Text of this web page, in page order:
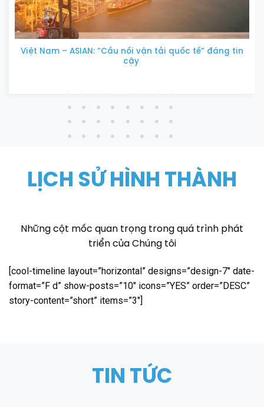
Việt Nam – ASIAN: “Cầu nối vận tải quốc tế” đáng tin
cậy
LỊCH SỬ HÌNH THÀNH
Những cột mốc quan trọng trong quá trình phát
triển của Chúng tôi
[cool-timeline layout=”horizontal” designs=”design-7″ date-
format=”F d” show-posts=”10″ icons=”YES” order=”DESC”
story-content=”short” items=”3″]
TIN TỨC